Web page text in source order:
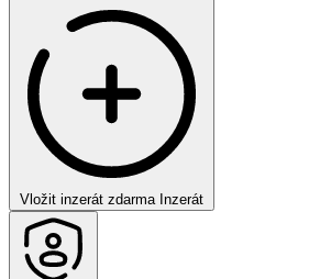
Vložit inzerát zdarma Inzerát